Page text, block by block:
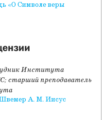
«О Символе веры
Института
старший преподаватель
А. М. Иисус